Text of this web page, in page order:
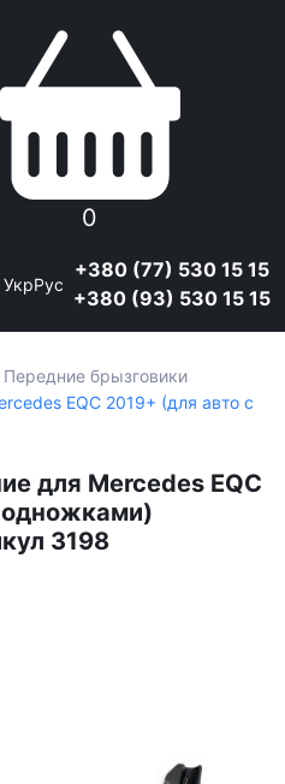
0
УкрРус
+380 (77) 530 15 15
+380 (93) 530 15 15
Передние брызговики
EQC 2019+ (для авто с
для Mercedes EQC
3198